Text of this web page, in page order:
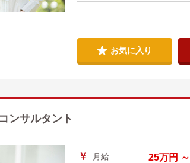
お気に入り
ンサルタント
月給 25万円 ～